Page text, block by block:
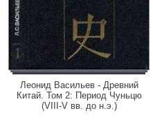
Леонид Васильев - Древний
Китай. Том 2: Период Чуньцю
(VIII-V вв. до н.э.)